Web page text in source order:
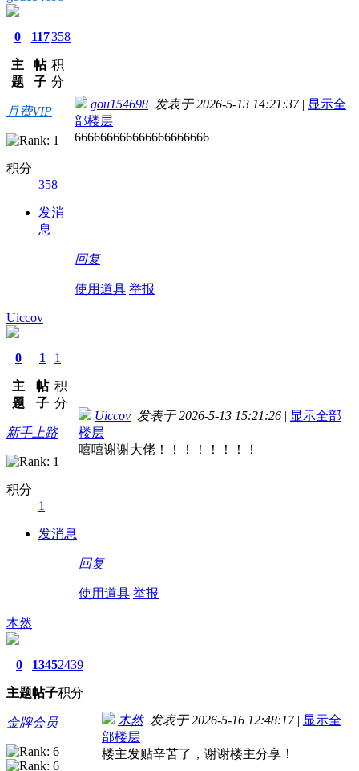
0
主
题
117
帖
子
358
积
分
月费VIP
积分
358
发消
息
gou154698 发表于 2026-5-13 14:21:37 | 显示全
部楼层
666666666666666666666
回复
使用道具 举报
Uiccov
0
主
题
1
帖
子
1
积
分
新手上路
积分
1
发消息
Uiccov 发表于 2026-5-13 15:21:26 | 显示全部
楼层
嘻嘻谢谢大佬！！！！！！！！
回复
使用道具 举报
木然
0
主题
1345
帖子
2439
积分
金牌会员 木然发表于 2026-5-16 12:48:17 | 显示全
部楼层
楼主发贴辛苦了，谢谢楼主分享！